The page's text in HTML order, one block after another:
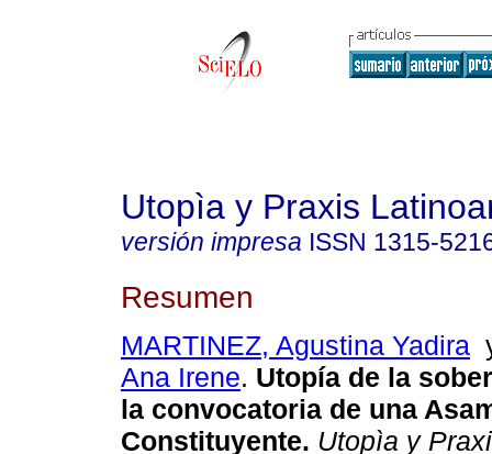
Utopìa y Praxis
versión impresa ISSN 1315-
Resumen
MARTINEZ, Agustina Yadira
Ana Irene. Utopía de la
la convocatoria de una
Constituyente. Utopìa y